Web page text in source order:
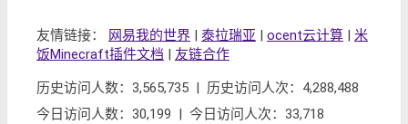
友情链接： 网易我的世界 | 泰拉瑞亚 | ocent云计算 | 米
饭Minecraft插件文档 | 友链合作
历史访问人数：3,565,735 | 历史访问人次：4,288,488
今日访问人数：30,199 | 今日访问人次：33,718